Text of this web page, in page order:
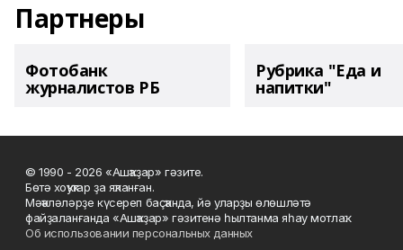
Партнеры
Фотобанк
журналистов РБ
Рубрика "Еда и
напитки"
© 1990 - 2026 «Ашҡаҙар» гәзите.
Бөтә хоҡуҡтар ҙа яҡланған.
Мәҡәләләрҙе күсереп баҫҡанда, йә уларҙы өлөшләтә
файҙаланғанда «Ашҡаҙар» гәзитенә һылтанма яһау мотлаҡ.
Об использовании персональных данных